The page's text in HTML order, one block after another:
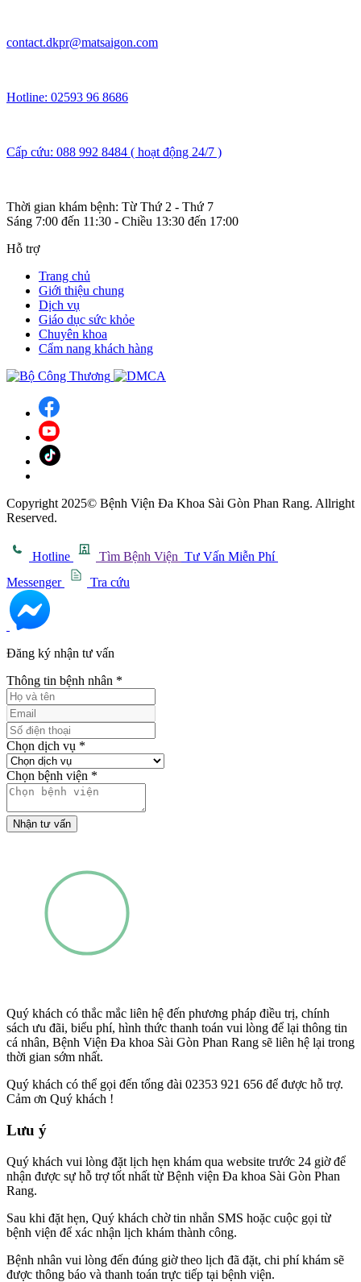
contact.dkpr@matsaigon.com
Hotline: 02593 96 8686
Cấp cứu: 088 992 8484 ( hoạt động 24/7 )
Thời gian khám bệnh: Từ Thứ 2 - Thứ 7
Sáng 7:00 đến 11:30 - Chiều 13:30 đến 17:00
Hỗ trợ
Trang chủ
Giới thiệu chung
Dịch vụ
Giáo dục sức khỏe
Chuyên khoa
Cẩm nang khách hàng
Copyright 2025© Bệnh Viện Đa Khoa Sài Gòn Phan Rang. Allright
Reserved.
Hotline Tìm Bệnh Viện Tư Vấn Miễn Phí
Messenger
Tra cứu
Đăng ký nhận tư vấn
Thông tin bệnh nhân *
Chọn dịch vụ *
Chọn bệnh viện *
Nhận tư vấn
Quý khách có thắc mắc liên hệ đến phương pháp điều trị, chính
sách ưu đãi, biểu phí, hình thức thanh toán vui lòng để lại thông tin
cá nhân, Bệnh Viện Đa khoa Sài Gòn Phan Rang sẽ liên hệ lại trong
thời gian sớm nhất.
Quý khách có thể gọi đến tổng đài 02353 921 656 để được hỗ trợ.
Cảm ơn Quý khách !
Lưu ý
Quý khách vui lòng đặt lịch hẹn khám qua website trước 24 giờ để
nhận được sự hỗ trợ tốt nhất từ Bệnh viện Đa khoa Sài Gòn Phan
Rang.
Sau khi đặt hẹn, Quý khách chờ tin nhắn SMS hoặc cuộc gọi từ
bệnh viện để xác nhận lịch khám thành công.
Bệnh nhân vui lòng đến đúng giờ theo lịch đã đặt, chi phí khám sẽ
được thông báo và thanh toán trực tiếp tại bệnh viện.